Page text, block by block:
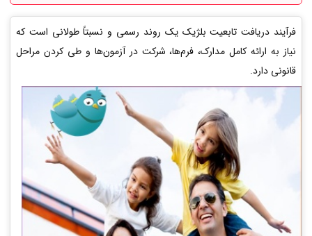
فرآیند دریافت تابعیت بلژیک یک روند رسمی و نسبتاً طولانی است که
نیاز به ارائه کامل مدارک، فرم‌ها، شرکت در آزمون‌ها و طی کردن مراحل
قانونی دارد.